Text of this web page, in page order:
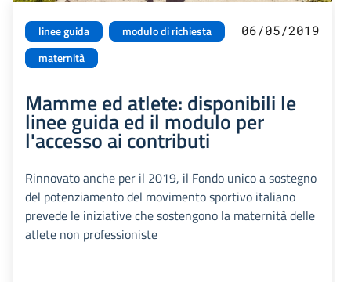
linee guida
modulo di richiesta
maternità
06/05/2019
Mamme ed atlete: disponibili le
linee guida ed il modulo per
l'accesso ai contributi
Rinnovato anche per il 2019, il Fondo unico a sostegno
del potenziamento del movimento sportivo italiano
prevede le iniziative che sostengono la maternità delle
atlete non professioniste